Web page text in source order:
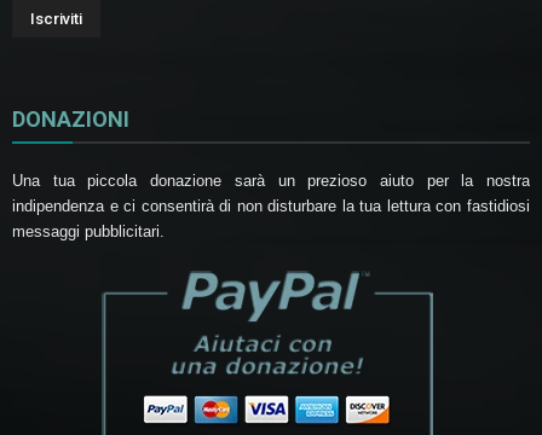
DONAZIONI
Una tua piccola donazione sarà un prezioso aiuto per la nostra
indipendenza e ci consentirà di non disturbare la tua lettura con fastidiosi
messaggi pubblicitari.